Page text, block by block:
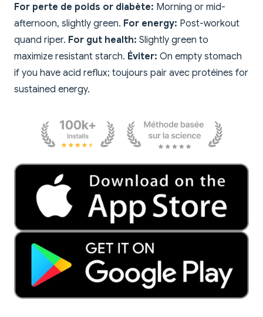
For perte de poids or diabète: Morning or mid-
afternoon, slightly green. For energy: Post-workout
quand riper. For gut health: Slightly green to
maximize resistant starch. Éviter: On empty stomach
if you have acid reflux; toujours pair avec protéines for
sustained energy.